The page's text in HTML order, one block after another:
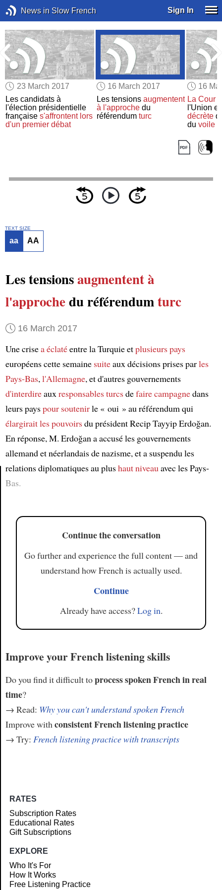
News in Slow French Sign In
23 March 2017
Les candidats à
l'élection présidentielle
françaises'affrontent lors
d'un premier débat
16 March 2017
Les tensions augmentent
à l'approchedu
référendum turc
16
La Cour
l'Union
décrète
du voile
TEXT SIZE
aa AA
Les tensionsaugmententà
l'approchedu référendumturc
16 March 2017
Une crisea éclatéentre la Turquie etplusieurs pays
européens cette semaine suiteaux décisions prises parles
Pays-Bas,l'Allemagne, et d'autres gouvernements
d'interdireauxresponsables turcsdefaire campagnedans
leurs payspour soutenirle « oui » au référendum qui
élargiraitles pouvoirsdu président Recip Tayyip Erdoğan.
En réponse, M. Erdoğan a accusé les gouvernements
allemand et néerlandais de nazisme, et a suspendu les
relations diplomatiques au plushaut niveauavec les Pays-
Bas.
Continue the conversation
Go further and experience the full content — and
understand how French is actually used.
Continue
Already have access?Log in.
Improve your French listening skills
Do you find it difficult toprocess spoken French in real
time?
→ Read: Why you can't understand spoken French
Improve with consistent French listening practice
→ Try: French listening practice with transcripts
RATES
Subscription Rates
Educational Rates
Gift Subscriptions
EXPLORE
Who It's For
How It Works
Free Listening Practice